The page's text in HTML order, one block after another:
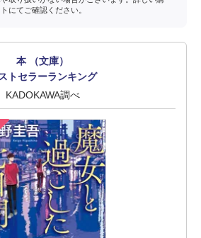
にてご確認ください。
本 （文庫）
トセラーランキング
KADOKAWA調べ